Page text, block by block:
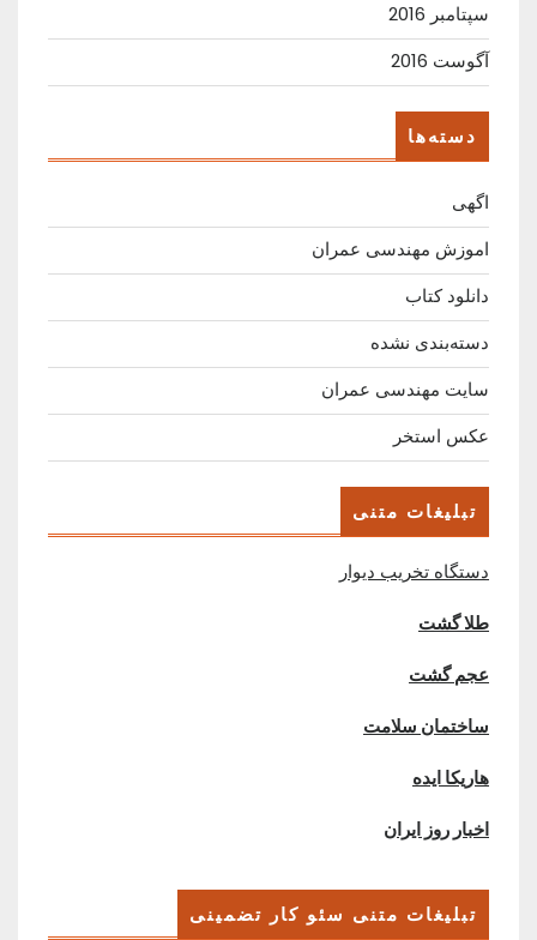
سپتامبر 2016
آگوست 2016
دسته‌ها
اگهی
اموزش مهندسی عمران
دانلود کتاب
دسته‌بندی نشده
سایت مهندسی عمران
عکس استخر
تبلیغات متنی
دستگاه تخریب دیوار
طلا گشت
عجم گشت
ساختمان سلامت
هاریکا ایده
اخبار روز ایران
تبلیغات متنی سئو کار تضمینی